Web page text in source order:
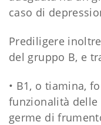
caso di
Prediligere
del gruppo B, e
• B1, o tiamina,
funzionalità delle
germe di